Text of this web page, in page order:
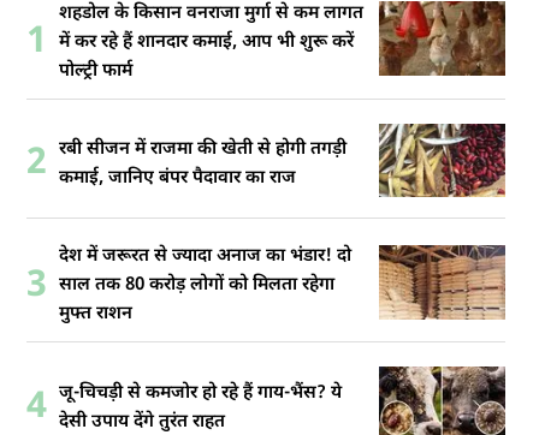
1
शहडोल के किसान वनराजा मुर्गा से कम लागत
में कर रहे हैं शानदार कमाई, आप भी शुरू करें
पोल्ट्री फार्म
2 रबी सीजन में राजमा की खेती से होगी तगड़ी
कमाई, जानिए बंपर पैदावार का राज
3
देश में जरूरत से ज्यादा अनाज का भंडार! दो
साल तक 80 करोड़ लोगों को मिलता रहेगा
मुफ्त राशन
4 जू-चिचड़ी से कमजोर हो रहे हैं गाय-भैंस? ये
देसी उपाय देंगे तुरंत राहत